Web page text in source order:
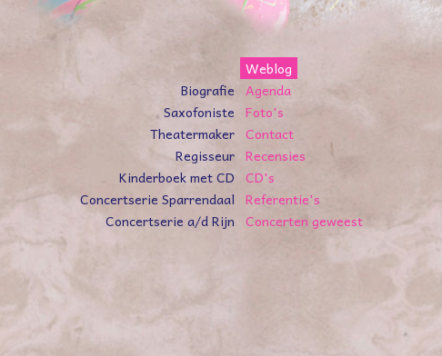
Weblog
Agenda
Foto's
Contact
Recensies
CD's
Referentie's
Concerten geweest
Biografie
Saxofoniste
Theatermaker
Regisseur
Kinderboek met CD
Concertserie Sparrendaal
Concertserie a/d Rijn